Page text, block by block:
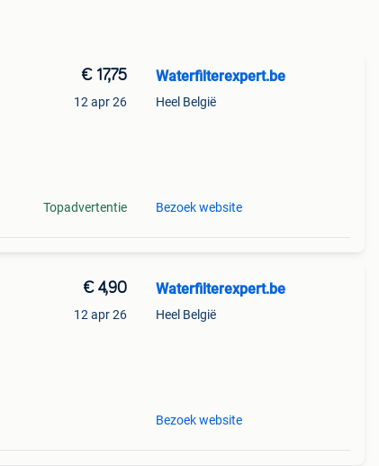
€ 17,75
12 apr 26
Topadvertentie
Waterfilterexpert.be
Heel België
Bezoek website
€ 4,90
12 apr 26
Waterfilterexpert.be
Heel België
Bezoek website